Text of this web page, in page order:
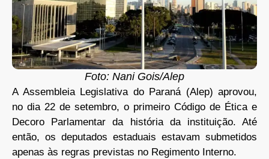
Foto: Nani Gois/Alep
A Assembleia Legislativa do Paraná (Alep) aprovou,
no dia 22 de setembro, o primeiro Código de Ética e
Decoro Parlamentar da história da instituição. Até
então, os deputados estaduais estavam submetidos
apenas às regras previstas no Regimento Interno.